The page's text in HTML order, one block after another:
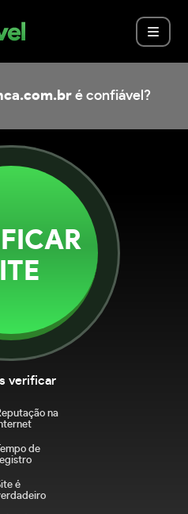
é confiável?
verificar
na
Tempo de
é